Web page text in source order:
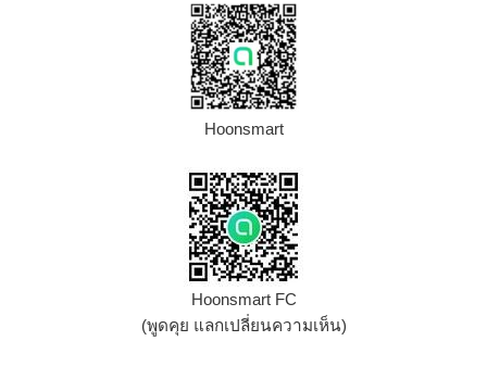
Hoonsmart
Hoonsmart FC
(พูดคุย แลกเปลี่ยนความเห็น)